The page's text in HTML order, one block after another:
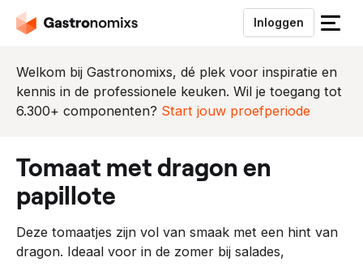
Inloggen
S
u
i
Welkom bij Gastronomixs, dé plek voor inspiratie en
kennis in de professionele keuken. Wil je toegang tot
6.300+ componenten? Start jouw proefperiode
tomaat met dragon en
papillote
Deze tomaatjes zijn vol van smaak met een hint van
dragon. Ideaal voor in de zomer bij salades,